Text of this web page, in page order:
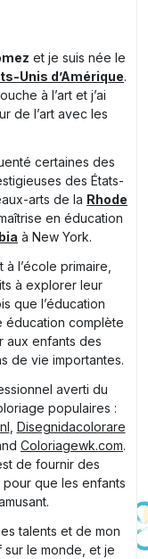
et je suis née le
Unis d’Amérique.
à l’art et j’ai
de l’art avec les
certaines des
des États-
arts de la Rhode
maîtrise en éducation
à New York.
l’école primaire,
à explorer leur
que l’éducation
éducation complète
aux enfants des
de vie importantes.
averti du
populaires :
Disegnidacolorare
Coloriagewk.com.
de fournir des
que les enfants
talents et de mon
le monde, et je